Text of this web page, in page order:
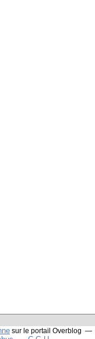
sur le portail Overblog